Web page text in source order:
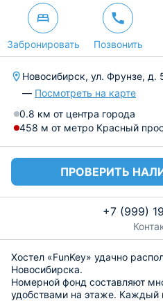
Забронировать Позвонить
Новосибирск, ул. Фрунзе,
— Посмотреть на карте
0.8 км от центра города
458 м от метро Красный
ПРОВЕРИТЬ
+7 (999)
Хостел «FunKey» удачно
Новосибирска.
Номерной фонд составляют
удобствами на этаже.